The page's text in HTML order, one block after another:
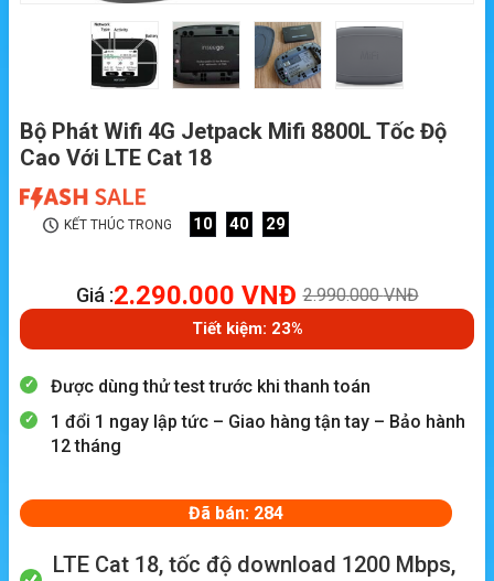
Bộ Phát Wifi 4G Jetpack Mifi 8800L Tốc Độ
Cao Với LTE Cat 18
KẾT THÚC TRONG 10 40 29
Giá :2.290.000 VNĐ 2.990.000VNĐ
Tiết kiệm: 23%
Được dùng thử test trước khi thanh toán
1 đổi 1 ngay lập tức – Giao hàng tận tay – Bảo hành
12 tháng
Đã bán: 284
LTE Cat 18, tốc độ download 1200 Mbps,